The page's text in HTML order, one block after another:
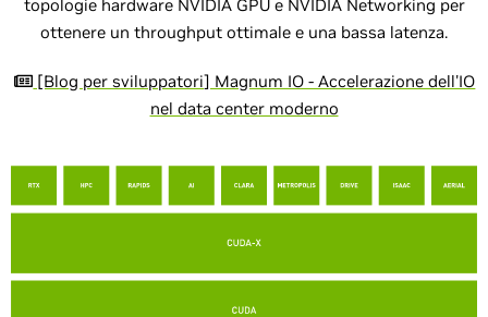
topologie hardware NVIDIA GPU e NVIDIA Networking per
ottenere un throughput ottimale e una bassa latenza.
[Blog per sviluppatori] Magnum IO - Accelerazione dell'IO
nel data center moderno